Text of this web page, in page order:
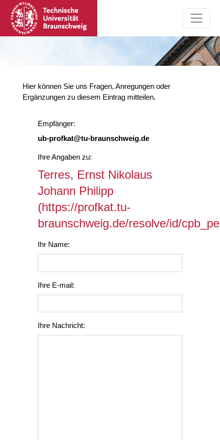
Hier können Sie uns Fragen, Anregungen oder
Ergänzungen zu diesem Eintrag mitteilen.
Empfänger:
ub-profkat@tu-braunschweig.de
Ihre Angaben zu:
Terres, Ernst Nikolaus
Johann Philipp
(https://profkat.tu-
braunschweig.de/resolve/id/
Ihr Name:
Ihre E-mail:
Ihre Nachricht: